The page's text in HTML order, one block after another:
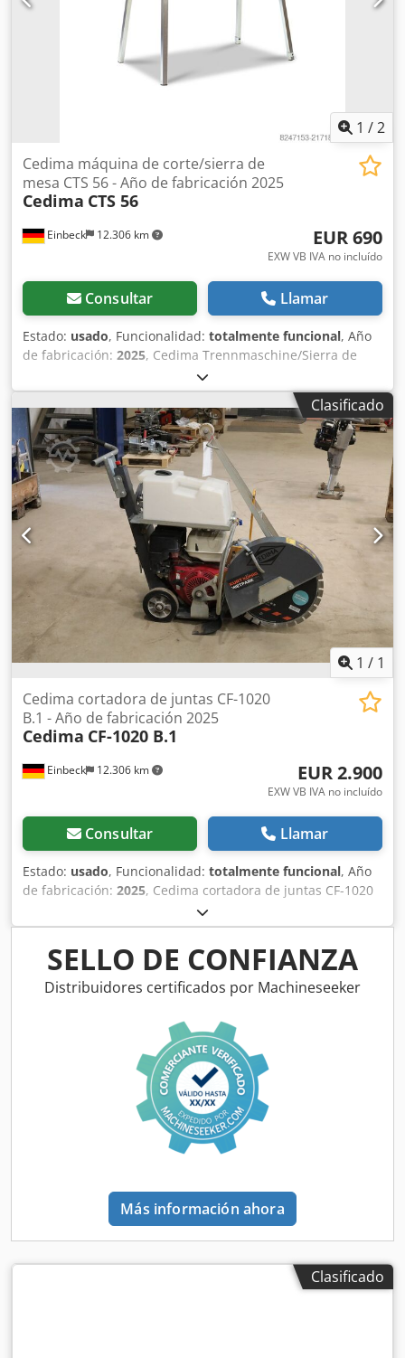
1 /2
Einbeck 12.306 km
Cedima máquina de corte/sierra de
mesa CTS 56 - Año de fabricación 2025
Cedima CTS 56
EUR 690
EXW VB IVA no incluído
Consultar Llamar
Estado: usado, Funcionalidad: totalmente funcional, Año
de fabricación: 2025, Cedima Trennmaschine/Sierra de
mesa CTS 56 — Año de fabricación 2025 Usada,
proveniente del parque de alquiler profesional de Kurt
König Baumaschinen GmbH, Einbeck. Equipo de trabajo
ideal para uso diario, especialmente para el corte rápido y
preciso de baldosas, piedra natural y hormigón. Crjdpfjy A
Hdnox Agpef Datos técnicos: Peso: 72 kg | Profundidad
máx. de corte: 130 mm | Longitud de corte: 600 mm |
Disco de corte: Ø 400 mm Estado y observaciones: - Estado:
Usado de alquiler, mantenido regularmente -
Funcionamiento: Totalmente operativo - Las imágenes del
producto son ejemplares y muestran el equipo en estado
nuevo; el estado real varía según el tiempo de uso -
Inspección en 37574 Einbeck disponible previa cita Precio
790 EUR más IVA | EXW Einbeck | Entrega bajo consulta
Clasificado
1 / 1
Einbeck 12.306 km
Cedima cortadora de juntas CF-1020
B.1 - Año de fabricación 2025
Cedima CF-1020 B.1
EUR 2.900
EXW VB IVA no incluído
Consultar Llamar
Estado: usado, Funcionalidad: totalmente funcional, Año
de fabricación: 2025, Cedima cortadora de juntas CF-1020
B.1 — Año de fabricación 2025 Usada, procedente del
parque de alquiler profesional de Kurt König
Baumaschinen GmbH, Einbeck. Estado e información: -
Estado: Usada de alquiler, con mantenimiento regular
Codpfx Asy A E Rtogpjrf - Funcionamiento: Totalmente
interesado, no dude en solicitarnos imágenes actuales -
Inspección posible en 37574 Einbeck previa cita Precio
3.000 EUR más IVA | EXW Einbeck | Entrega bajo consulta
SELLO DE CONFIANZA
Distribuidores certificados por Machineseeker
Más información ahora
Clasificado